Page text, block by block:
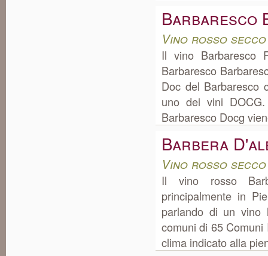
Barbaresco
Vino rosso secco
Il vino Barbaresco
Barbaresco
Doc del Barbaresco
uno dei vini
Barbaresco Docg
Barbera
Vino rosso secco
Il vino rosso
principalmente in
parlando di un vino
comuni di 65
clima indicato alla